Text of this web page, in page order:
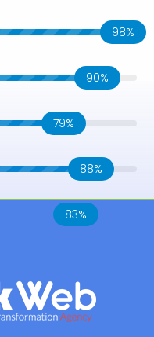
98%
90%
79%
88%
83%